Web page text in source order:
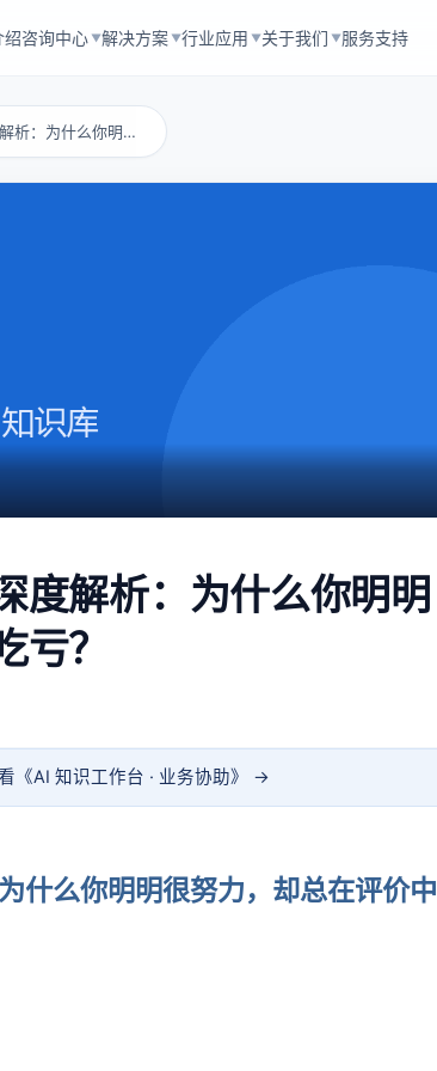
绍咨询中心 ▼解决方案 ▼行业应用 ▼关于我们 ▼服务支持
团队协作能力怎么描述深度解析：为什么你明明很...
度解析：为什么你明明
亏？
《AI 知识工作台 · 业务协助》 →
什么你明明很努力，却总在评价中